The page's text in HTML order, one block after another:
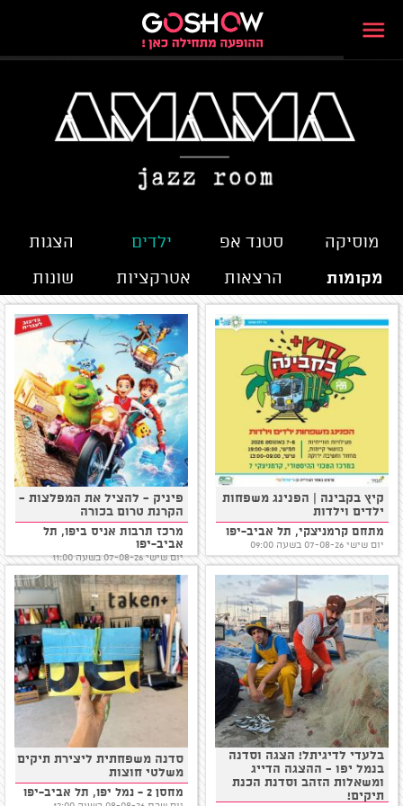
מוסיקה סטנד אפ ילדים
הצגות
הרצאות
אטרקציות שונות מקומות
קיץ בקבינה | הפנינג משפחות
ילדים וילדות
מתחם קרמניצקי, תל אביב-יפו
יום שישי 07-08-26 בשעה 09:00
פיניק - להציל את המפלצות -
הקרנת טרום בכורה
מרכז תרבות אניס ביפו, תל
אביב-יפו
יום שישי 07-08-26 בשעה 11:00
בלעדי לדיגיתל! הצגה וסדנה
בנמל יפו - ההצגה הדייג
ומשאלות הזהב וסדנת הכנת
תיקים!
סדנה משפחתית ליצירת תיקים
משלטי חוצות
מחסן 2 - נמל יפו, תל אביב-יפו